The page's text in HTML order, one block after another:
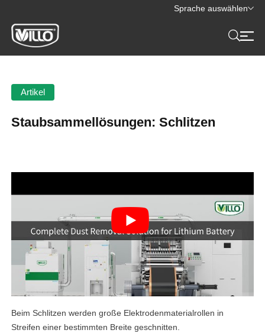
Sprache auswählen
Artikel
Staubsammellösungen: Schlitzen
Beim Schlitzen werden große Elektrodenmaterialrollen in
Streifen einer bestimmten Breite geschnitten.